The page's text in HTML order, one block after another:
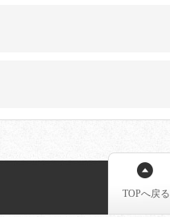
TOPへ戻る